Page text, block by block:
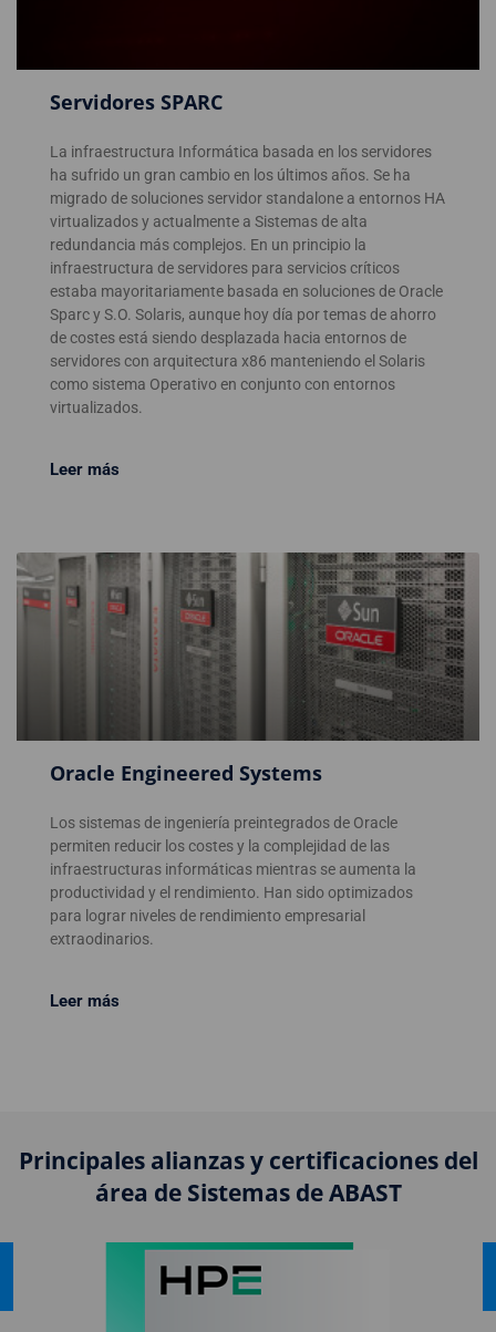
Servidores SPARC
La infraestructura Informática basada en los servidores
ha sufrido un gran cambio en los últimos años. Se ha
migrado de soluciones servidor standalone a entornos HA
virtualizados y actualmente a Sistemas de alta
redundancia más complejos. En un principio la
infraestructura de servidores para servicios críticos
estaba mayoritariamente basada en soluciones de Oracle
Sparc y S.O. Solaris, aunque hoy día por temas de ahorro
de costes está siendo desplazada hacia entornos de
servidores con arquitectura x86 manteniendo el Solaris
como sistema Operativo en conjunto con entornos
virtualizados.
Leer más
Oracle Engineered Systems
Los sistemas de ingeniería preintegrados de Oracle
permiten reducir los costes y la complejidad de las
infraestructuras informáticas mientras se aumenta la
productividad y el rendimiento. Han sido optimizados
para lograr niveles de rendimiento empresarial
extraodinarios.
Leer más
Principales alianzas y certificaciones del
área de Sistemas de ABAST